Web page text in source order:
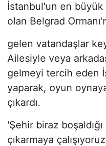
İstanbul'un en büyük
olan Belgrad
gelen vatandaşlar
Ailesiyle veya
gelmeyi tercih eden
yaparak, oyun
çıkardı.
'Şehir biraz
çıkarmaya